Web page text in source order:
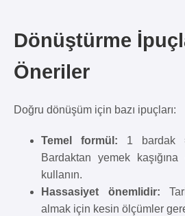
Dönüştürme
Öneriler
Doğru dönüşüm için bazı ipuçları:
Temel formül: 1 bardak
Bardaktan yemek
kullanın.
Hassasiyet önemlidir:
almak için kesin ölçümler